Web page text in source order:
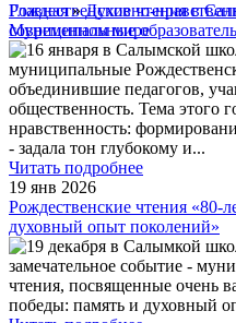
Главная»Духовно-
Муниципальные
Рождественские чтения в
современном мире
16 января в Салымской
муниципальные
объединившие педагогов,
общественность. Тема этого
нравственность:
- задала тон глубокому и...
Читать подробнее
19 янв 2026
Рождественские чтения «80-
духовный опыт поколений»
19 декабря в Салымкой
замечательное событие -
чтения, посвященные очень
победы: память и духовный